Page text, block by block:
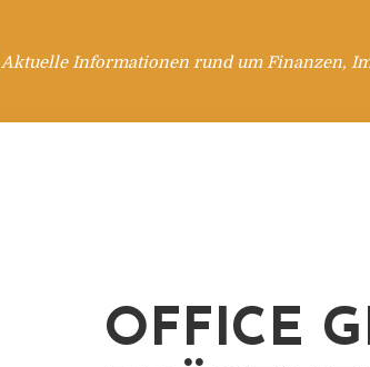
Aktuelle Informationen rund um Finanzen,
OFFICE